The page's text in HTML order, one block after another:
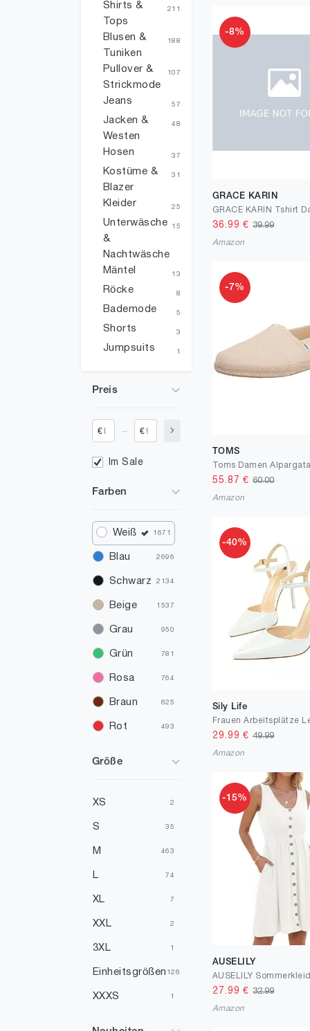
Shirts &
Tops
211
Blusen &
Tuniken
188
Pullover &
Strickmode
107
Jeans 57
Jacken &
Westen
48
Hosen 37
Kostüme &
Blazer
31
Kleider 25
Unterwäsche
&
Nachtwäsche
15
Mäntel 13
Röcke 8
Bademode 5
Shorts 3
Jumpsuits 1
Preis
€ €
Im Sale
Farben
Weiß 1671
Blau 2696
Schwarz 2134
Beige 1537
Grau 950
Grün 781
Rosa 764
Braun 625
Rot 493
187
143
Mehrfarbig100
89
66
61
4
Lila 1
Größe
XS 2
S 35
M 463
L 74
XL 7
XXL 2
3XL 1
Einheitsgrößen 126
XXXS 1
-8%
GRACE KARIN
36.99 €39.99
Amazon
-7%
TOMS
55.87 €60.00
Amazon
-40%
Sily Life
29.99 €49.99
Amazon
-15%
AUSELILY
27.99 €32.99
Amazon